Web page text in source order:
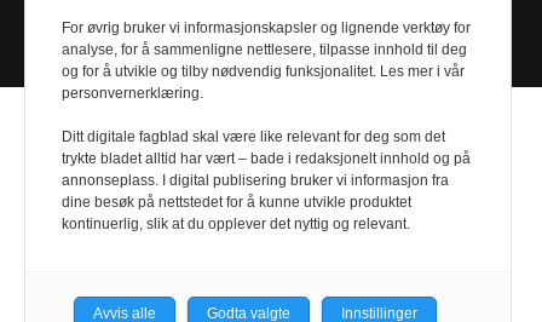
Design byNordström Design- Powered by
For øvrig bruker vi informasjonskapsler og lignende verktøy for
analyse, for å sammenligne nettlesere, tilpasse innhold til deg
og for å utvikle og tilby nødvendig funksjonalitet. Les mer i vår
personvernerklæring.
Ditt digitale fagblad skal være like relevant for deg som det
trykte bladet alltid har vært – bade i redaksjonelt innhold og på
annonseplass. I digital publisering bruker vi informasjon fra
dine besøk på nettstedet for å kunne utvikle produktet
kontinuerlig, slik at du opplever det nyttig og relevant.
Avvis alle Godta valgte Innstillinger